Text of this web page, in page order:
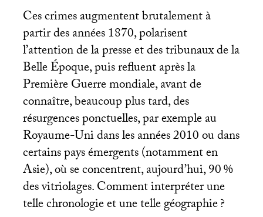
Ces crimes augmentent brutalement à
partir des années 1870, polarisent
l’attention de la presse et des tribunaux de la
Belle Époque, puis refluent après la
Première Guerre mondiale, avant de
connaître, beaucoup plus tard, des
résurgences ponctuelles, par exemple au
Royaume-Uni dans les années 2010 ou dans
certains pays émergents (notamment en
Asie), où se concentrent, aujourd’hui, 90%
des vitriolages. Comment interpréter une
telle chronologie et une telle géographie?